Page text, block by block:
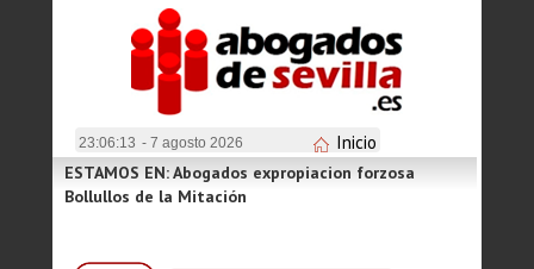
23:06:13 - 7 agosto 2026 Inicio
ESTAMOS EN: Abogados expropiacion forzosa
Bollullos de la Mitación